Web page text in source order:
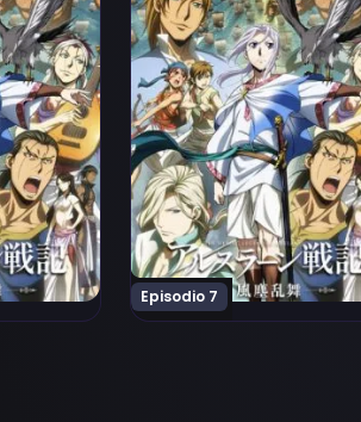
Episodio 7